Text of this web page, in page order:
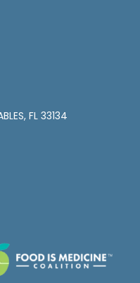
FL 33134